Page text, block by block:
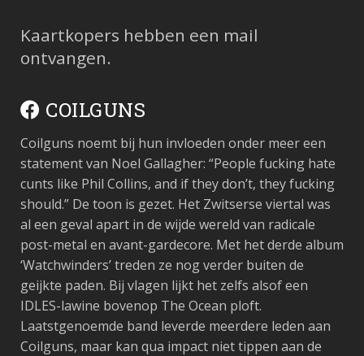
Kaartkopers hebben een mail
ontvangen.
COILGUNS
Coilguns noemt bij hun invloeden onder meer een
statement van Noel Gallagher: “People fucking hate
cunts like Phil Collins, and if they don’t, they fucking
should.” De toon is gezet. Het Zwitserse viertal was
al een geval apart in de wijde wereld van radicale
post-metal en avant-gardecore. Met het derde album
‘Watchwinders’ treden ze nog verder buiten de
geijkte paden. Bij vlagen lijkt het zelfs alsof een
IDLES-lawine bovenop The Ocean ploft.
Laatstgenoemde band leverde meerdere leden aan
Coilguns, maar kan qua impact niet tippen aan de